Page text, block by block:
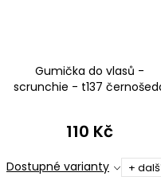
Gumička do vlasů -
scrunchie - t137
110 Kč
Dostupné varianty +